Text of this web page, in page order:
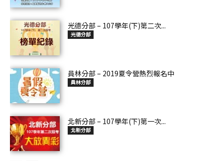
光德分部 – 107學年(下)第二次...
光德分部
員林分部 – 2019夏令營熱烈報名中
員林分部
北新分部 – 107學年(下)第一次...
北新分部